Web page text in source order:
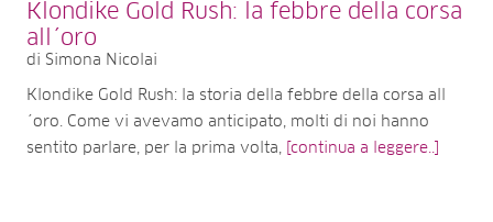
Klondike Gold Rush: la febbre della corsa
all´oro
di Simona Nicolai
Klondike Gold Rush: la storia della febbre della corsa all
´oro. Come vi avevamo anticipato, molti di noi hanno
sentito parlare, per la prima volta, [continua a leggere..]